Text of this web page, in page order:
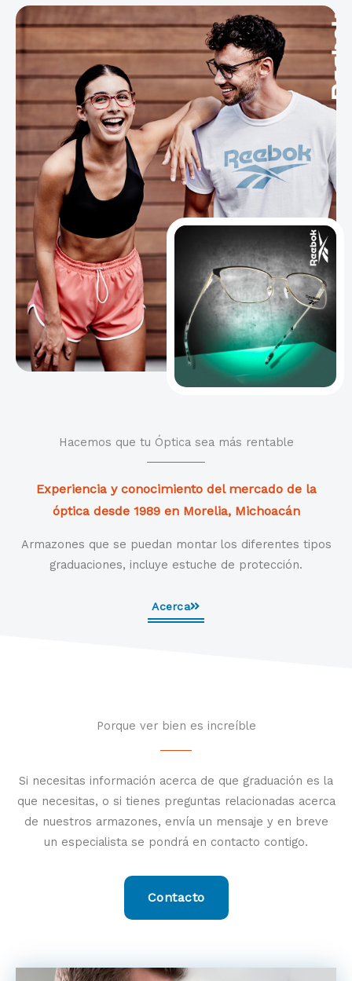
Hacemos que tu Óptica sea más rentable
Experiencia y conocimiento del mercado de la
óptica desde 1989 en Morelia, Michoacán
Armazones que se puedan montar los diferentes tipos
graduaciones, incluye estuche de protección.
Acerca
Porque ver bien es increíble
Si necesitas información acerca de que graduación es la
que necesitas, o si tienes preguntas relacionadas acerca
de nuestros armazones, envía un mensaje y en breve
un especialista se pondrá en contacto contigo.
Contacto